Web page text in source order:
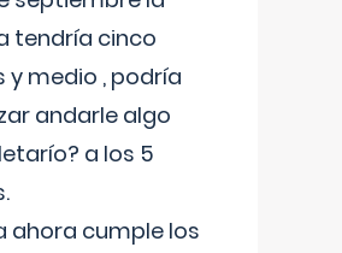
tendría cinco
y medio , podría
andarle algo
a los 5
ahora cumple los